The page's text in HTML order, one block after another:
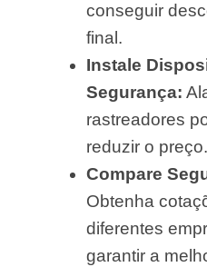
conseguir
final.
Instale
Segurança:
rastreadores
reduzir o preço.
Compare
Obtenha
diferentes
garantir a